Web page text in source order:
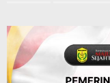
2026, Bidik
Rencanakan
Agustus 9, 2026